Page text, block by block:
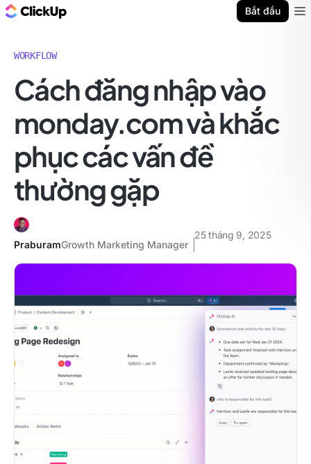
Bắt đầu
WORKFLOW
Cách đăng nhập vào
monday.com và khắc
phục các vấn đề
thường gặp
PraburamGrowth Marketing Manager
25 tháng 9, 2025